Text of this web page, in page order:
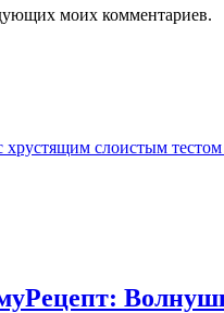
моих комментариев.
слоистым
Рецепт: